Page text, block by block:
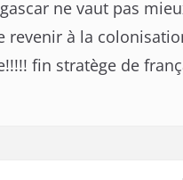
ne vaut pas
revenir à la
fin stratège de